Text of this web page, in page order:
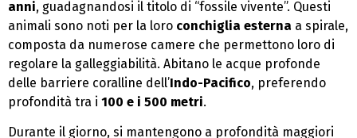
anni, guadagnandosi il titolo di “fossile vivente”. Questi
animali sono noti per la loro conchiglia esterna a spirale,
composta da numerose camere che permettono loro di
regolare la galleggiabilità. Abitano le acque profonde
delle barriere coralline dell’Indo-Pacifico, preferendo
profondità tra i 100 e i 500 metri.
Durante il giorno, si mantengono a profondità maggiori